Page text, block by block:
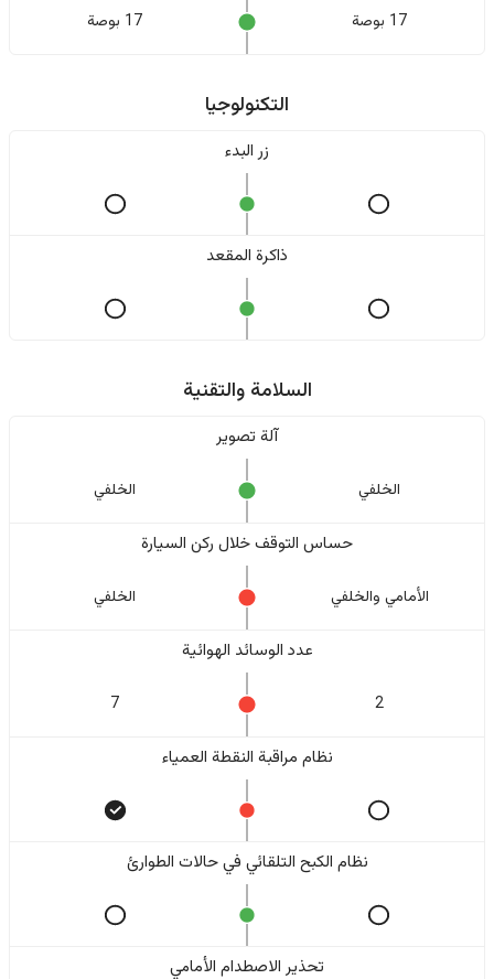
17 بوصة 17 بوصة
التكنولوجيا
زر البدء
ذاكرة المقعد
السلامة والتقنية
آلة تصوير
الخلفي الخلفي
حساس التوقف خلال ركن السيارة
الأمامي والخلفي الخلفي
عدد الوسائد الهوائية
2
7
نظام مراقبة النقطة العمياء
نظام الكبح التلقائي في حالات الطوارئ
تحذير الاصطدام الأمامي